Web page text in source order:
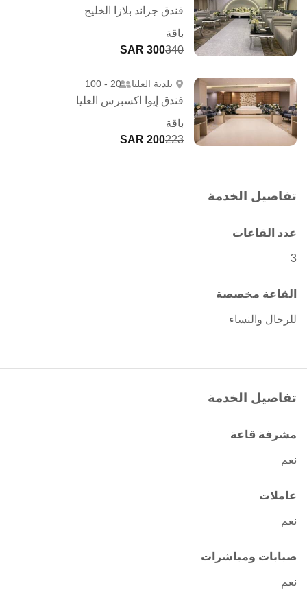
فندق جراند بلازا الخليج
باقة
340
300 SAR
بلدية العليا 20 - 100
فندق إيوا اكسبرس العليا
باقة
223
200 SAR
تفاصيل الخدمة
عدد القاعات
3
القاعة مخصصة
للرجال والنساء
تفاصيل الخدمة
مشرفة قاعة
نعم
عاملات
نعم
صبابات ومباشرات
نعم